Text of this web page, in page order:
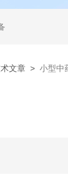
文章 > 小型中